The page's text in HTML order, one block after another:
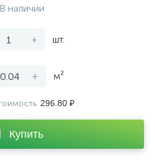
В наличии
+ шт.
+ м²
296.80 ₽
Купить